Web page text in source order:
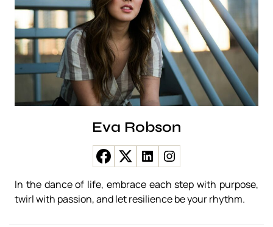
Eva Robson
In the dance of life, embrace each step with purpose,
twirl with passion, and let resilience be your rhythm.